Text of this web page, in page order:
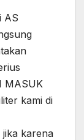
AS
MASUK
kami di
jika karena